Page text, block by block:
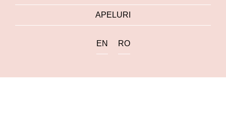
APELURI
EN RO